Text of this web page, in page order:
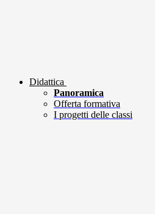
Didattica
Panoramica
Offerta formativa
I progetti delle classi